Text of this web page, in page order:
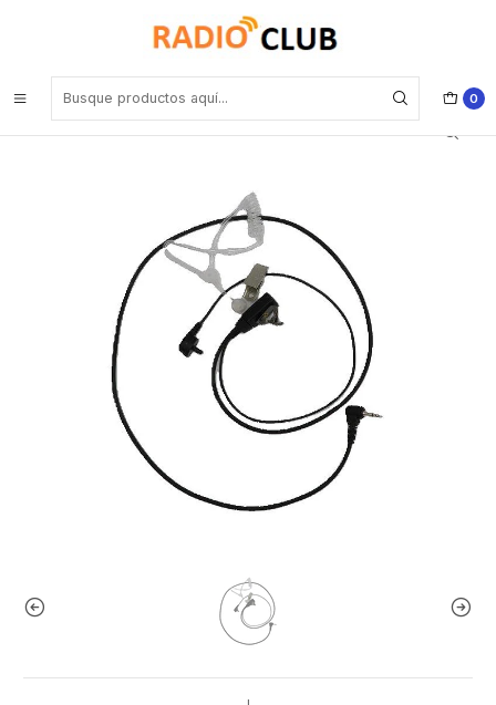
0
Auricular tubo acústico transparente con cable de color negro de
800 mm con PTT solapa de 380 mm con conector Jack de 3.5mm